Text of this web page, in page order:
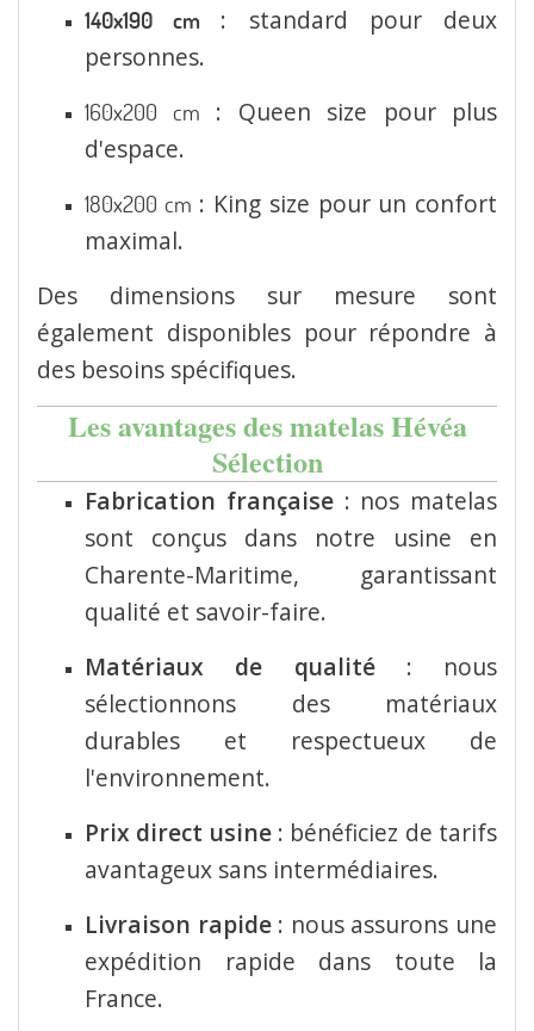
140x190 cm : standard pour deux
personnes.
160x200 cm : Queen size pour plus
d'espace.
180x200 cm : King size pour un confort
maximal.
Des dimensions sur mesure sont
également disponibles pour répondre à
des besoins spécifiques.
Les avantages des matelas Hévéa
Sélection
Fabrication française: nos matelas
sont conçus dans notre usine en
Charente-Maritime, garantissant
qualité et savoir-faire.
Matériaux de qualité: nous
sélectionnons des matériaux
durables et respectueux de
l'environnement.
Prix direct usine: bénéficiez de tarifs
avantageux sans intermédiaires.
Livraison rapide: nous assurons une
expédition rapide dans toute la
France.